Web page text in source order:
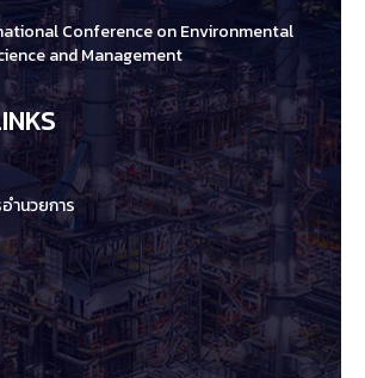
Conference on Environmental
and Management
ำนวยการ